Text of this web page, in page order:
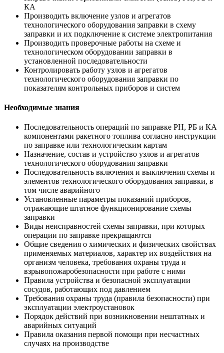
КА
Производить включение узлов и агрегатов
технологического оборудования заправки в схему
заправки и их подключение к системе электропитания
Производить проверочные работы на схеме и
технологическом оборудовании заправки в
установленной последовательности
Контролировать работу узлов и агрегатов
технологического оборудования заправки по
показателям контрольных приборов и систем
Необходимые знания
Последовательность операций по заправке РН, РБ и КА
компонентами ракетного топлива согласно инструкции
по заправке или технологическим картам
Назначение, состав и устройство узлов и агрегатов
технологического оборудования заправки
Последовательность включения и выключения схемы и
элементов технологического оборудования заправки, в
том числе аварийного
Установленные параметры показаний приборов,
отражающие штатное функционирование схемы
заправки
Виды неисправностей схемы заправки, при которых
операции по заправке прекращаются
Общие сведения о химических и физических свойствах
применяемых материалов, характер их воздействия на
организм человека, требования охраны труда и
взрывопожаробезопасности при работе с ними
Правила устройства и безопасной эксплуатации
сосудов, работающих под давлением
Требования охраны труда (правила безопасности) при
эксплуатации электроустановок
Порядок действий при возникновении нештатных и
аварийных ситуаций
Правила оказания первой помощи при несчастных
случаях на производстве